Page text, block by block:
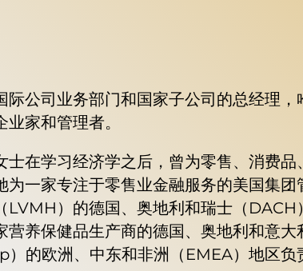
际公司业务部门和国家子公司的总经理
业家和管理者。
士在学习经济学之后，曾为零售、消费
为一家专注于零售业金融服务的美国集
LVMH）的德国、奥地利和瑞士（
营养保健品生产商的德国、奥地利和意
）的欧洲、中东和非洲（EMEA）地区负